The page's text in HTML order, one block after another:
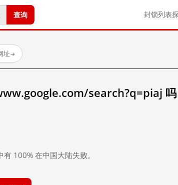
查询 封锁列表
址→
search?q=piaj 吗
100% 在中国大陆失败。